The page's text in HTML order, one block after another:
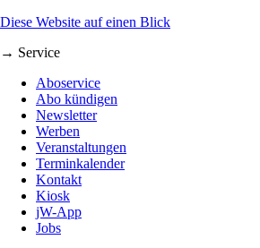
Diese Website auf einen Blick
→ Service
Aboservice
Abo kündigen
Newsletter
Werben
Veranstaltungen
Terminkalender
Kontakt
Kiosk
jW-App
Jobs